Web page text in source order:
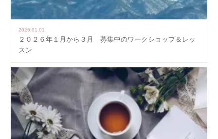
2026.01.01
２０２６年１月から３月 募集中のワークショップ＆レッ
スン